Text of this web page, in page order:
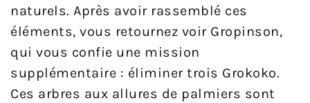
naturels. Après avoir rassemblé ces
éléments, vous retournez voir Gropinson,
qui vous confie une mission
supplémentaire : éliminer trois Grokoko.
Ces arbres aux allures de palmiers sont